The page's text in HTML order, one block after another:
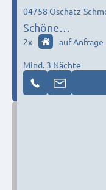
Schöne
04758 Oschatz-
2x auf Anfrage
Mind. 3 Nächte